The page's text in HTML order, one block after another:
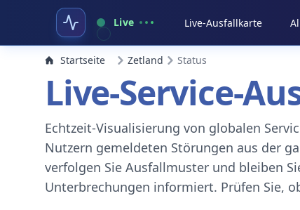
Live Live-Ausfallkarte
Startseite Zetland Status
Live-Service-
Echtzeit-Visualisierung von globalen
Nutzern gemeldeten Störungen aus der
verfolgen Sie Ausfallmuster und bleiben
Unterbrechungen informiert. Prüfen Sie,